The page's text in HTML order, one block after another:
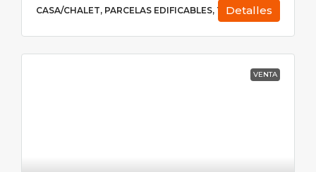
CASA/CHALET, PARCELAS EDIFICABLES, TERRENO
Detalles
VENTA